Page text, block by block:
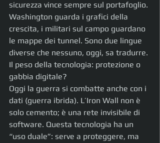
sicurezza vince sempre sul portafoglio.
Washington guarda i grafici della
crescita, i militari sul campo guardano
le mappe dei tunnel. Sono due lingue
diverse che nessuno, oggi, sa tradurre.
Il peso della tecnologia: protezione o
gabbia digitale?
Oggi la guerra si combatte anche con i
dati (guerra ibrida). L’Iron Wall non è
solo cemento; è una rete invisibile di
software. Questa tecnologia ha un
“uso duale”: serve a proteggere, ma